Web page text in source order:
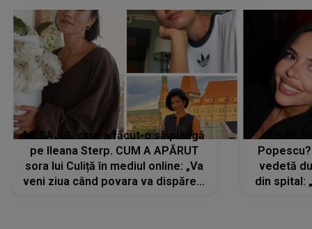
MESAJUL care a făcut-o să plângă
pe Ileana Sterp. CUM A APĂRUT
sora lui Culiță în mediul online: „Va
veni ziua când povara va dispărea,
vedetă
din spital: